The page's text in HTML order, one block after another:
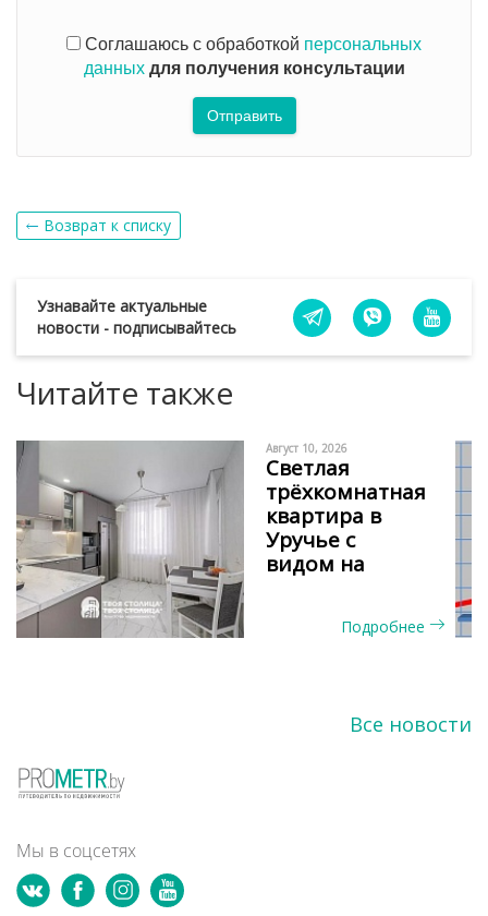
Соглашаюсь с обработкой персональных
данных для получения консультации
Отправить
Возврат к списку
Узнавайте актуальные
новости - подписывайтесь
Читайте также
Август 10, 2026
Светлая
трёхкомнатная
квартира в
Уручье с
видом на
две стороны
Подробнее
Все новости
Мы в соцсетях